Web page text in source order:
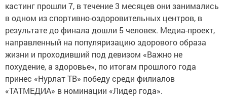
кастинг прошли 7, в течение 3 месяцев они занимались
в одном из спортивно-оздоровительных центров, в
результате до финала дошли 5 человек. Медиа-проект,
направленный на популяризацию здорового образа
жизни и проходивший под девизом «Важно не
похудение, а здоровье», по итогам прошлого года
принес «Нурлат ТВ» победу среди филиалов
«ТАТМЕДИА» в номинации «Лидер года».